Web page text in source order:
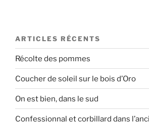
ARTICLES RÉCENTS
Récolte des pommes
Coucher de soleil sur le bois d’Oro
On est bien, dans le sud
Confessionnal et corbillard dans